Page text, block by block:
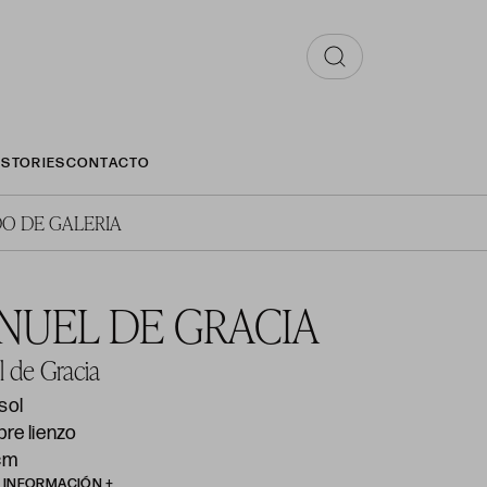
STORIESCONTACTO
DE GALERIA
DE GRACIA
Gracia
lienzo